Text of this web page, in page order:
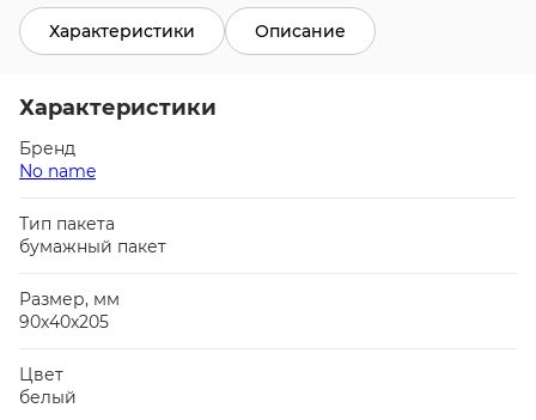
Характеристики Описание
Характеристики
Бренд
No name
Тип пакета
бумажный пакет
Размер, мм
90х40х205
Цвет
белый